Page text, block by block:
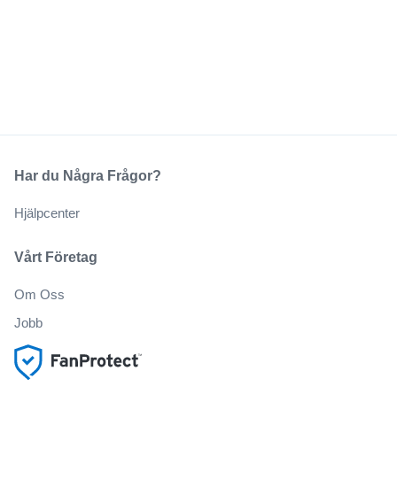
Vårt Företag
Om Oss
Jobb
Har du Några Frågor?
Hjälpcenter